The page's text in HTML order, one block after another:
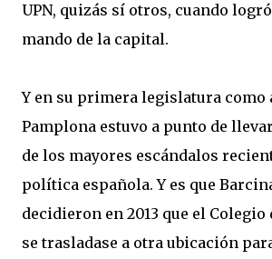
UPN, quizás sí otros, cuando
mando de la capital.
Y en su primera legislatura como
Pamplona estuvo a punto de
de los mayores escándalos
política española. Y es que
decidieron en 2013 que el Colegio
se trasladase a otra ubicación